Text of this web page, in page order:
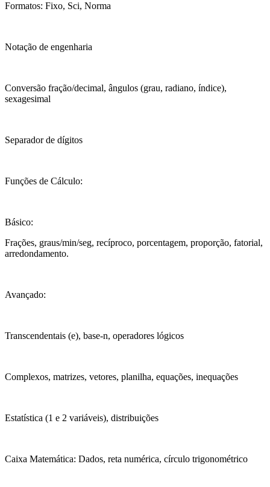
Formatos: Fixo, Sci, Norma
Notação de engenharia
Conversão fração/decimal, ângulos (grau, radiano, índice),
sexagesimal
Separador de dígitos
Funções de Cálculo:
Básico:
Frações, graus/min/seg, recíproco, porcentagem, proporção, fatorial,
arredondamento.
Avançado:
Transcendentais (e), base-n, operadores lógicos
Complexos, matrizes, vetores, planilha, equações, inequações
Estatística (1 e 2 variáveis), distribuições
Caixa Matemática: Dados, reta numérica, círculo trigonométrico